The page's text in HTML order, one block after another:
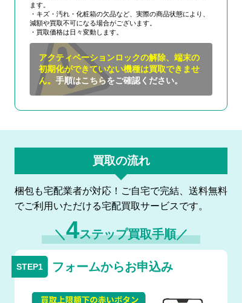
ます。
・キズ・汚れ・化粧箱の欠品など、実際の商品状態により、
減額や買取不可になる場合がございます。
・買取価格は日々変動します。
アクティベーションロックの解除、端末の
初期化ができていない機種は買取できませ
ん。手順はこちらをご確認ください。
買取の流れ
梱包も宅配業者が対応！ご自宅で完結、送料無料
でご利用いただける宅配買取サービスです。
＼4ステップ買取手順／
フォームからお申込み